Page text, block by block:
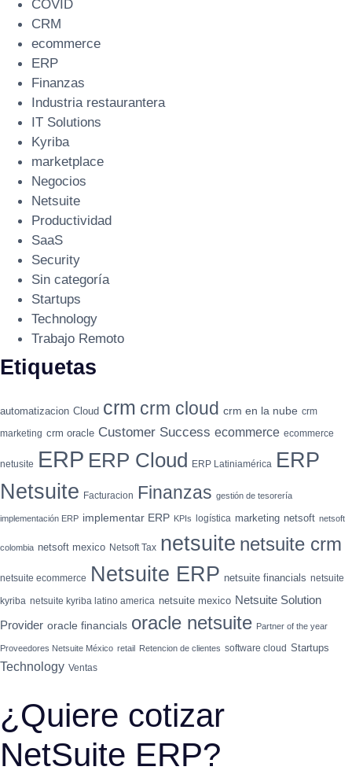
COVID
CRM
ecommerce
ERP
Finanzas
Industria restaurantera
IT Solutions
Kyriba
marketplace
Negocios
Netsuite
Productividad
SaaS
Security
Sin categoría
Startups
Technology
Trabajo Remoto
Etiquetas
automatizacion Cloud crm crm cloud crm en la nube crm
marketing crm oracle Customer Success ecommerce ecommerce
netusite ERP ERP Cloud ERP Latiniamérica ERP
Netsuite Facturacion Finanzas gestión de tesorería
implementación ERP implementar ERP KPIs logística marketing netsoft netsoft
colombia netsoft mexico Netsoft Tax netsuite netsuite crm
netsuite ecommerce Netsuite ERP netsuite financials netsuite
kyriba netsuite kyriba latino america netsuite mexico Netsuite Solution
Provider oracle financials oracle netsuite Partner of the year
Proveedores Netsuite México retail Retencion de clientes software cloud Startups
Technology Ventas
¿Quiere cotizar
NetSuite ERP?